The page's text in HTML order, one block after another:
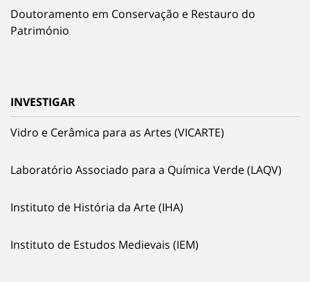
Doutoramento em Conservação e Restauro do
Património
INVESTIGAR
Vidro e Cerâmica para as Artes (VICARTE)
Laboratório Associado para a Química Verde (LAQV)
Instituto de História da Arte (IHA)
Instituto de Estudos Medievais (IEM)